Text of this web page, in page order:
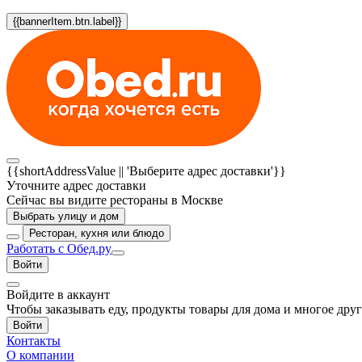
{{bannerItem.btn.label}}
{{shortAddressValue || 'Выберите адрес доставки'}}
Уточните адрес доставки
Сейчас вы видите рестораны в Москве
Выбрать улицу и дом
Ресторан, кухня или блюдо
Работать с Обед.ру
Войти
Войдите в аккаунт
Чтобы заказывать еду, продукты товары для дома и многое
Войти
Контакты
О компании